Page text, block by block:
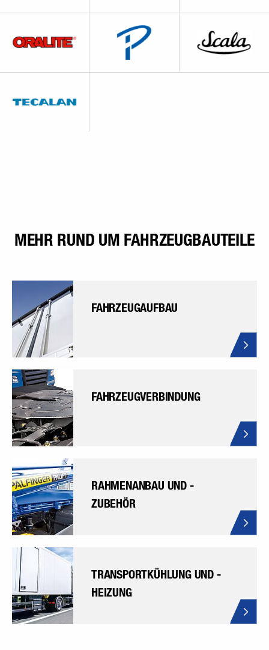
MEHR RUND UM FAHRZEUGBAUTEILE
FAHRZEUGAUFBAU
FAHRZEUGVERBINDUNG
RAHMENANBAU UND -
ZUBEHÖR
TRANSPORTKÜHLUNG UND -
HEIZUNG